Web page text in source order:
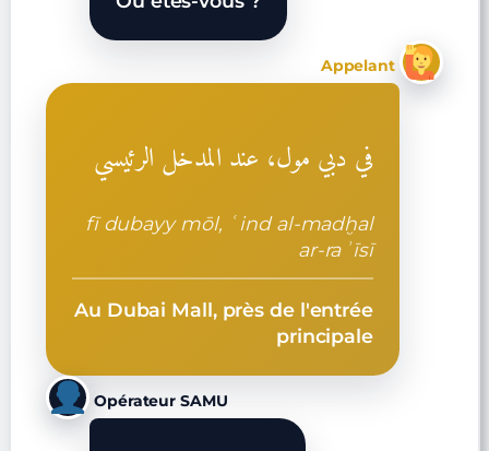
Appelant
في دبي مول، عند المدخل الرئيسي
fī dubayy mōl, ʿind al-madḫal
ar-raʾīsī
Au Dubai Mall, près de l'entrée
principale
Opérateur SAMU